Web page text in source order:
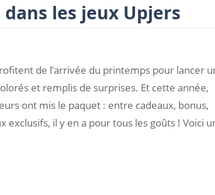
les jeux Upjers
de l’arrivée du printemps pour lancer
et remplis de surprises. Et cette année,
ont mis le paquet : entre cadeaux, bonus,
exclusifs, il y en a pour tous les goûts ! Voici